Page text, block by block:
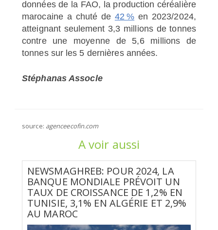
données de la FAO, la production céréalière
marocaine a chuté de 42 % en 2023/2024,
atteignant seulement 3,3 millions de tonnes
contre une moyenne de 5,6 millions de
tonnes sur les 5 dernières années.
Stéphanas Assocle
source: agenceecofin.com
A voir aussi
NEWSMAGHREB: POUR 2024, LA
BANQUE MONDIALE PRÉVOIT UN
TAUX DE CROISSANCE DE 1,2% EN
TUNISIE, 3,1% EN ALGÉRIE ET 2,9%
AU MAROC